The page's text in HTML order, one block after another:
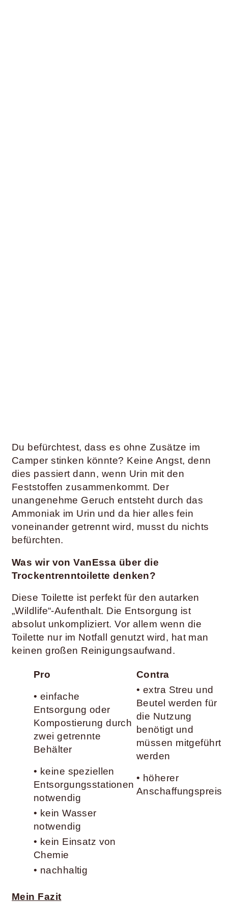
Du befürchtest, dass es ohne Zusätze im
Camper stinken könnte? Keine Angst, denn
dies passiert dann, wenn Urin mit den
Feststoffen zusammenkommt. Der
unangenehme Geruch entsteht durch das
Ammoniak im Urin und da hier alles fein
voneinander getrennt wird, musst du nichts
befürchten.
Was wir von VanEssa über die
Trockentrenntoilette denken?
Diese Toilette ist perfekt für den autarken
„Wildlife“-Aufenthalt. Die Entsorgung ist
absolut unkompliziert. Vor allem wenn die
Toilette nur im Notfall genutzt wird, hat man
keinen großen Reinigungsaufwand.
Pro Contra
• einfache
Entsorgung oder
Kompostierung durch
zwei getrennte
Behälter
• extra Streu und
Beutel werden für
die Nutzung
benötigt und
müssen mitgeführt
werden
• keine speziellen
Entsorgungsstationen
notwendig
• höherer
Anschaffungspreis
• kein Wasser
notwendig
• kein Einsatz von
Chemie
• nachhaltig
Mein Fazit